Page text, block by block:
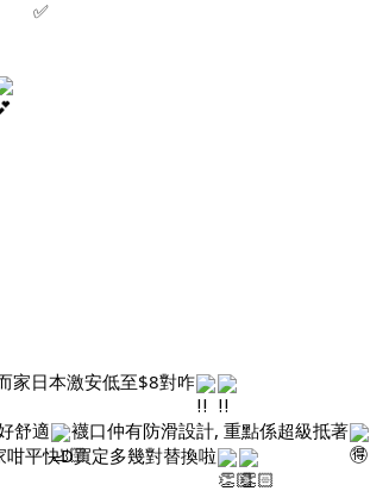
家日本激安低至$8對咋
舒適
襪口仲有防滑設計, 重點係超級抵著
咁平快D買定多幾對替換啦